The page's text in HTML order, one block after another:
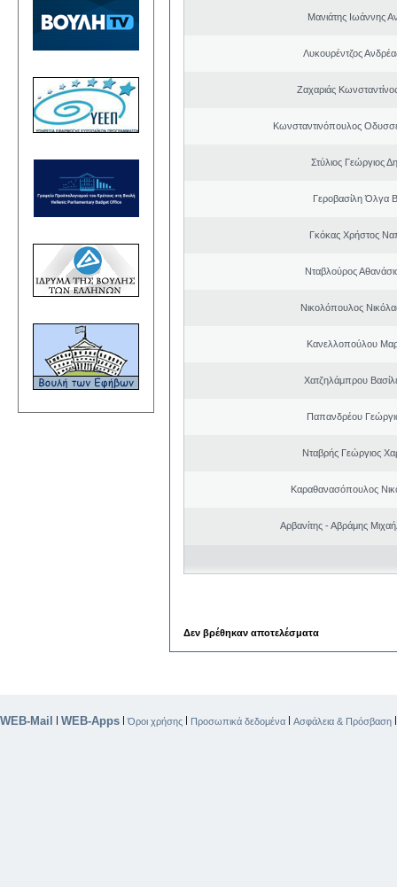
Μανιάτης Ιωάννης
Λυκουρέντζος
Ζαχαριάς
Κωνσταντινόπουλος
Στύλιος Γεώργιος
Γεροβασίλη Όλγα
Γκόκας Χρήστος
Νταβλούρος
Νικολόπουλος
Κανελλοπούλου
Χατζηλάμπρου
Παπανδρέου
Νταβρής Γεώργιος
Καραθανασόπουλος
Αρβανίτης - Αβράμης
Δεν βρέθηκαν αποτελέσματα
WEB-Mail | WEB-Apps |Όροι χρήσης | Προσωπικά δεδομένα | Ασφάλεια & Πρόσβαση